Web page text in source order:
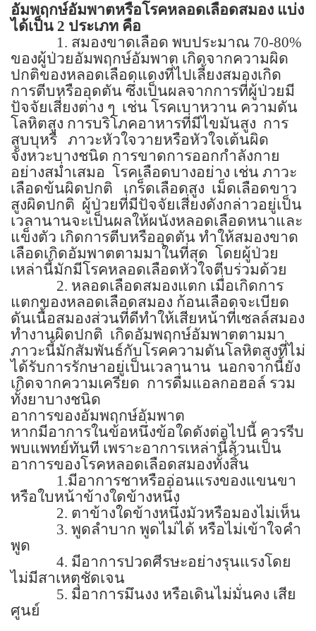
อัมพฤกษ์อัมพาตหรือโรคหลอดเลือดสมอง แบ่ง
ได้เป็น 2 ประเภท คือ
1. สมองขาดเลือด พบประมาณ 70-80%
ของผู้ป่วยอัมพฤกษ์อัมพาต เกิดจากความผิด
ปกติของหลอดเลือดแดงที่ไปเลี้ยงสมองเกิด
การตีบหรืออุดตัน ซึ่งเป็นผลจากการที่ผู้ป่วยมี
ปัจจัยเสี่ยงต่าง ๆ เช่น โรคเบาหวาน ความดัน
โลหิตสูง การบริโภคอาหารที่มีไขมันสูง การ
สูบบุหรี่
ภาวะหัวใจวายหรือหัวใจเต้นผิด
จังหวะบางชนิด การขาดการออกกำลังกาย
อย่างสม่ำเสมอ โรคเลือดบางอย่าง เช่น ภาวะ
เลือดข้นผิดปกติ
เกร็ดเลือดสูง เม็ดเลือดขาว
สูงผิดปกติ ผู้ป่วยที่มีปัจจัยเสี่ยงดังกล่าวอยู่เป็น
เวลานานจะเป็นผลให้ผนังหลอดเลือดหนาและ
แข็งตัว เกิดการตีบหรืออุดตัน ทำให้สมองขาด
เลือดเกิดอัมพาตตามมาในที่สุด โดยผู้ป่วย
เหล่านี้มักมีโรคหลอดเลือดหัวใจตีบร่วมด้วย
2. หลอดเลือดสมองแตก เมื่อเกิดการ
แตกของหลอดเลือดสมอง ก้อนเลือดจะเบียด
ดันเนื้อสมองส่วนที่ดีทำให้เสียหน้าที่เซลล์สมอง
ทำงานผิดปกติ เกิดอัมพฤกษ์อัมพาตตามมา
ภาวะนี้มักสัมพันธ์กับโรคความดันโลหิตสูงที่ไม่
ได้รับการรักษาอยู่เป็นเวลานาน นอกจากนี้ยัง
เกิดจากความเครียด การดื่มแอลกอฮอล์ รวม
ทั้งยาบางชนิด
อาการของอัมพฤกษ์อัมพาต
หากมีอาการในข้อหนึ่งข้อใดดังต่อไปนี้ ควรรีบ
พบแพทย์ทันที เพราะอาการเหล่านี้ล้วนเป็น
อาการของโรคหลอดเลือดสมองทั้งสิ้น
1.มีอาการชาหรืออ่อนแรงของแขนขา
หรือใบหน้าข้างใดข้างหนึ่ง
2. ตาข้างใดข้างหนึ่งมัวหรือมองไม่เห็น
3. พูดลำบาก พูดไม่ได้ หรือไม่เข้าใจคำ
พูด
4. มีอาการปวดศีรษะอย่างรุนแรงโดย
ไม่มีสาเหตุชัดเจน
5. มีอาการมึนงง หรือเดินไม่มั่นคง เสีย
ศูนย์